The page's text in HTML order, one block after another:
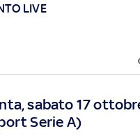
LIVE
sabato 17
Serie A)